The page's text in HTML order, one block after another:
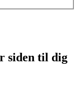
siden til dig